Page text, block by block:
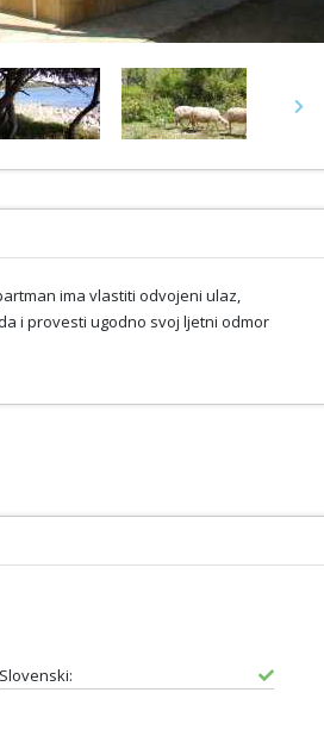
Next
ima vlastiti odvojeni ulaz,
i provesti ugodno svoj ljetni odmor
Slovenski: